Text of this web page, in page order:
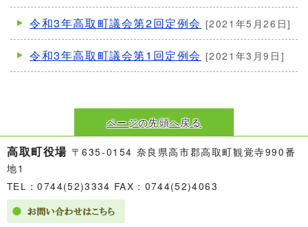
令和3年高取町議会第2回定例会 [2021年5月26日]
令和3年高取町議会第1回定例会 [2021年3月9日]
ページの先頭へ戻る
高取町役場 〒635-0154 奈良県高市郡高取町観覚寺990番
地1
TEL：0744(52)3334 FAX：0744(52)4063